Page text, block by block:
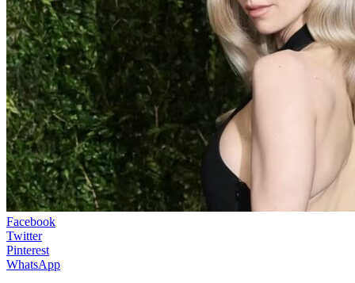
Facebook
Twitter
Pinterest
WhatsApp